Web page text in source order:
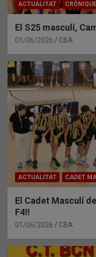
ACTUALITAT
El S25 masculí,
01/06/2026 CBA
ACTUALITAT CADET
El Cadet Masculí
F4!!
01/06/2026 CBA